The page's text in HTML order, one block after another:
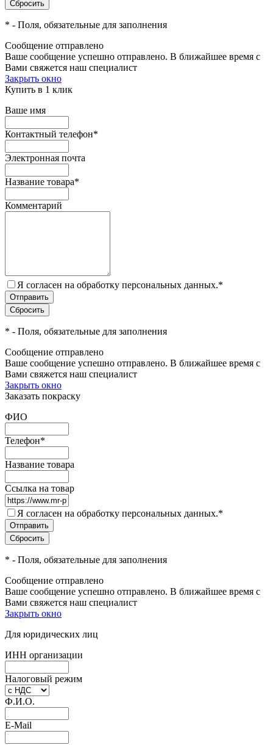
* - Поля, обязательные для заполнения
Сообщение отправлено
Ваше сообщение успешно отправлено. В ближайшее время с
Вами свяжется наш специалист
Закрыть окно
Купить в 1 клик
Ваше имя
Контактный телефон*
Электронная почта
Название товара*
Комментарий
Я согласен на обработку персональных данных.*
* - Поля, обязательные для заполнения
Сообщение отправлено
Ваше сообщение успешно отправлено. В ближайшее время с
Вами свяжется наш специалист
Закрыть окно
Заказать покраску
ФИО
Телефон*
Название товара
Ссылка на товар
Я согласен на обработку персональных данных.*
* - Поля, обязательные для заполнения
Сообщение отправлено
Ваше сообщение успешно отправлено. В ближайшее время с
Вами свяжется наш специалист
Закрыть окно
Для юридических лиц
ИНН организации
Налоговый режим
Ф.И.О.
E-Mail